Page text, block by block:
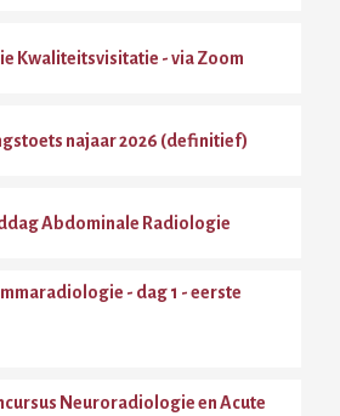
Kwaliteitsvisitatie - via Zoom
najaar 2026 (definitief)
Abdominale Radiologie
- dag 1 - eerste
Neuroradiologie en Acute